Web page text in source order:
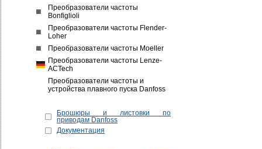
Преобразователи частоты
Bonfiglioli
Преобразователи частоты Flender-
Loher
Преобразователи частоты Moeller
Преобразователи частоты Lenze-
ACTech
Преобразователи частоты и
устройства плавного пуска Danfoss
Брошюры и листовки по
приводам Danfoss
Документация